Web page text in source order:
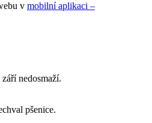
v mobilní aplikaci –
nedosmaží.
pšenice.